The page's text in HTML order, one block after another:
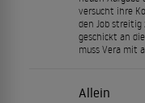
versucht ihre
den Job streitig
geschickt an
muss Vera mit
Allein